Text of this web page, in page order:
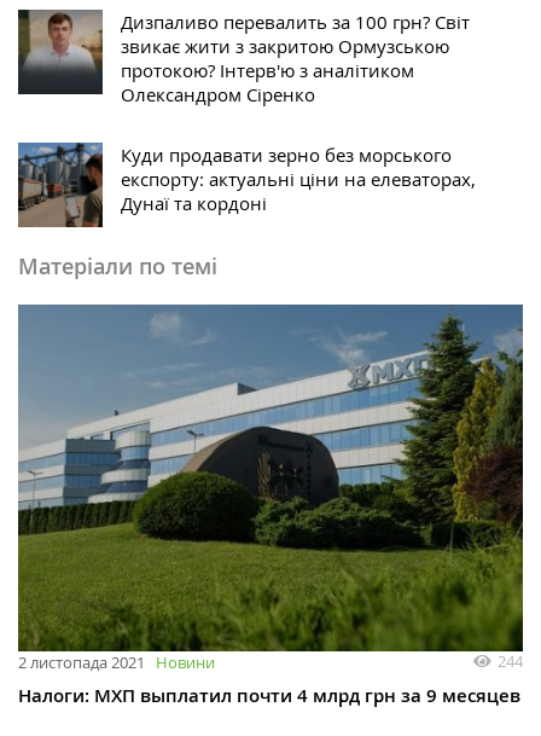
Дизпаливо перевалить за 100 грн? Світ
звикає жити з закритою Ормузською
протокою? Інтерв'ю з аналітиком
Олександром Сіренко
Куди продавати зерно без морського
експорту: актуальні ціни на елеваторах,
Дунаї та кордоні
Матеріали по темі
2 листопада 2021 Новини 244
Налоги: МХП выплатил почти 4 млрд грн за 9 месяцев